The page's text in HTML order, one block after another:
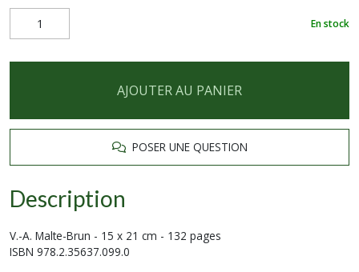
En stock
AJOUTER AU PANIER
POSER UNE QUESTION
Description
V.-A. Malte-Brun - 15 x 21 cm - 132 pages
ISBN 978.2.35637.099.0